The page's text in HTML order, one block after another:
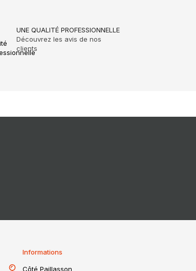
UNE QUALITÉ PROFESSIONNELLE
Découvrez les avis de nos
clients
Informations
Côté Paillasson